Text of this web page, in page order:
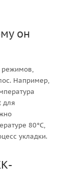
он
режимов,
Например,
для
80°C,
укладки.